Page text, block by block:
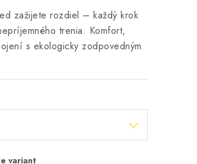
zažijete rozdiel – každý krok
trenia. Komfort,
s ekologicky zodpovedným